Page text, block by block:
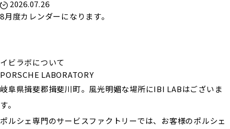
2026.07.26
8月度カレンダーになります。
イビラボについて
PORSCHE LABORATORY
岐阜県揖斐郡揖斐川町。風光明媚な場所にIBI LABはございま
す。
ポルシェ専門のサービスファクトリーでは、お客様のポルシェ